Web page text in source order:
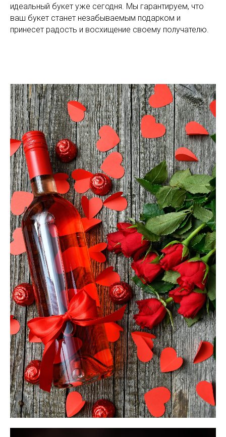
идеальный букет уже сегодня. Мы гарантируем, что
ваш букет станет незабываемым подарком и
принесет радость и восхищение своему получателю.